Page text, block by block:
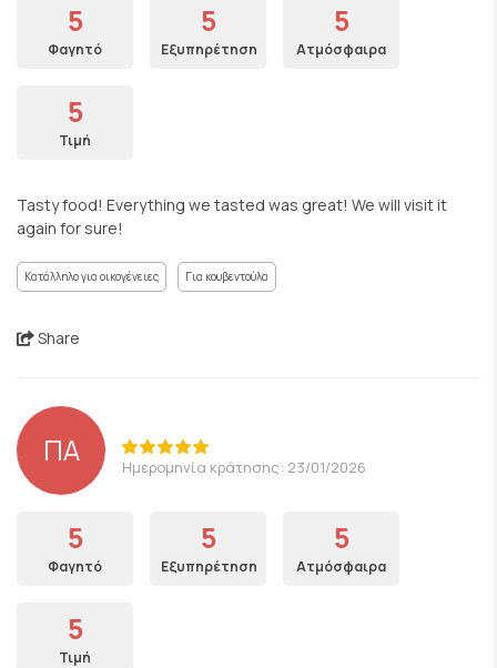
5
Φαγητό
5
Εξυπηρέτηση
5
Ατμόσφαιρα
5
Τιμή
Tasty food! Everything we tasted was great! We will visit it
again for sure!
Κατάλληλο για οικογένειες Για κουβεντούλα
Share
ΠΑ Ημερομηνία κράτησης: 23/01/2026
5
Φαγητό
5
Εξυπηρέτηση
5
Ατμόσφαιρα
5
Τιμή